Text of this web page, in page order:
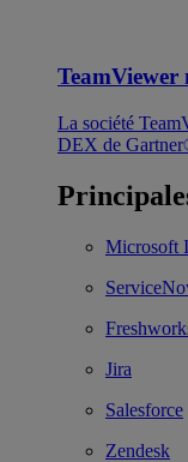
TeamViewer
La société
DEX de
Microsoft
Jira
Salesforce
Zendesk